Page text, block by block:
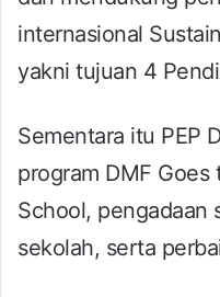
internasional
yakni tujuan 4
Sementara itu PEP
program DMF Goes
School, pengadaan
sekolah, serta